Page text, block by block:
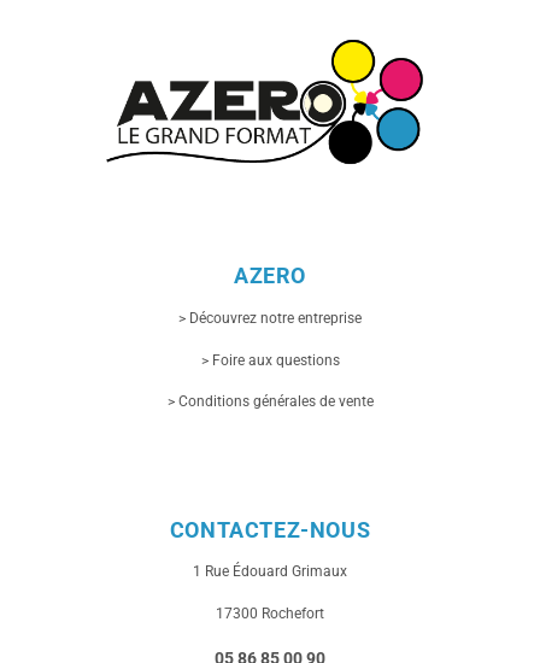
AZERO
> Découvrez notre entreprise
> Foire aux questions
> Conditions générales de vente
CONTACTEZ-NOUS
1 Rue Édouard Grimaux
17300 Rochefort
05 86 85 00 90